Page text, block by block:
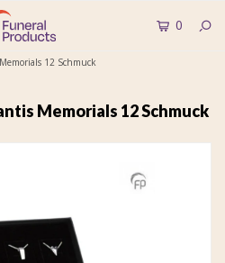
0
12 Schmuck
Memorials 12 Schmuck